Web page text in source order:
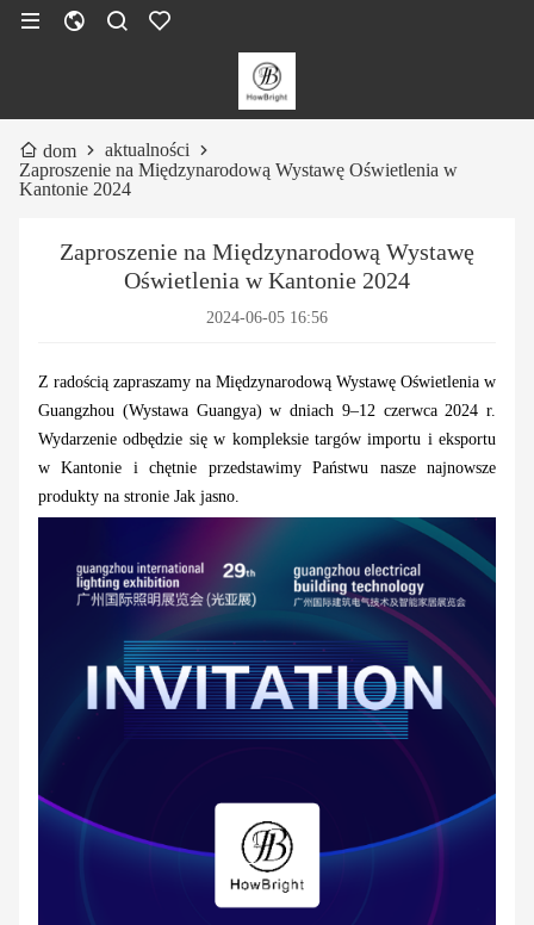
dom
aktualności
Zaproszenie na Międzynarodową Wystawę Oświetlenia w
Kantonie 2024
Zaproszenie na Międzynarodową Wystawę
Oświetlenia w Kantonie 2024
2024-06-05 16:56
Z radością zapraszamy na Międzynarodową Wystawę Oświetlenia w
Guangzhou (Wystawa Guangya) w dniach 9–12 czerwca 2024 r.
Wydarzenie odbędzie się w kompleksie targów importu i eksportu
w Kantonie i chętnie przedstawimy Państwu nasze najnowsze
produkty na stronie Jak jasno.